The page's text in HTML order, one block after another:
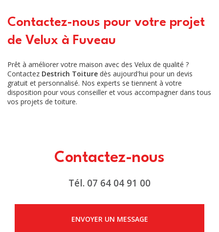
Contactez-nous pour votre projet
de Velux à Fuveau
Prêt à améliorer votre maison avec des Velux de qualité ?
Contactez Destrich Toiture dès aujourd'hui pour un devis
gratuit et personnalisé. Nos experts se tiennent à votre
disposition pour vous conseiller et vous accompagner dans tous
vos projets de toiture.
Contactez-nous
Tél. 07 64 04 91 00
ENVOYER UN MESSAGE